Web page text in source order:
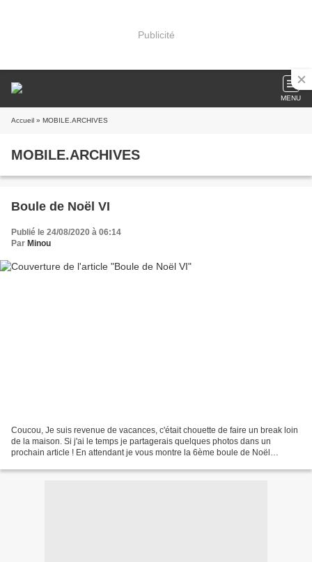
Publicité
MENU
Accueil » MOBILE.ARCHIVES
MOBILE.ARCHIVES
Boule de Noël VI
Publié le 24/08/2020 à 06:14
Par Minou
Coucou, Je suis revenue de vacances, c'était chouette de faire un break loin
de la maison. Si j'ai le temps je partagerais quelques photos dans un
prochain article ! En attendant je vous montre la 6ème boule de Noël